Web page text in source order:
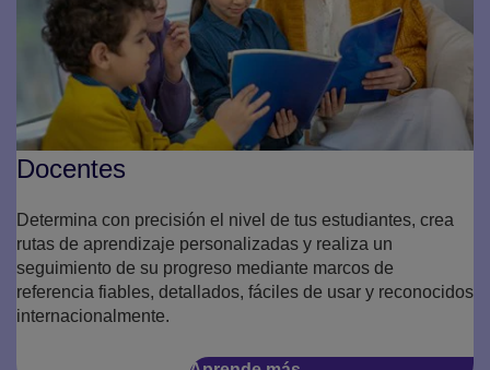
Docentes
Determina con precisión el nivel de tus estudiantes, crea
rutas de aprendizaje personalizadas y realiza un
seguimiento de su progreso mediante marcos de
referencia fiables, detallados, fáciles de usar y reconocidos
internacionalmente.